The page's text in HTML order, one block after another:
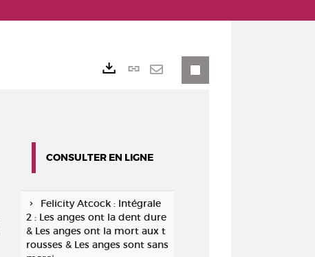
Lien
CONSULTER EN LIGNE
Felicity Atcock : Intégrale
2 : Les anges ont la dent dure
& Les anges ont la mort aux t
rousses & Les anges sont sans